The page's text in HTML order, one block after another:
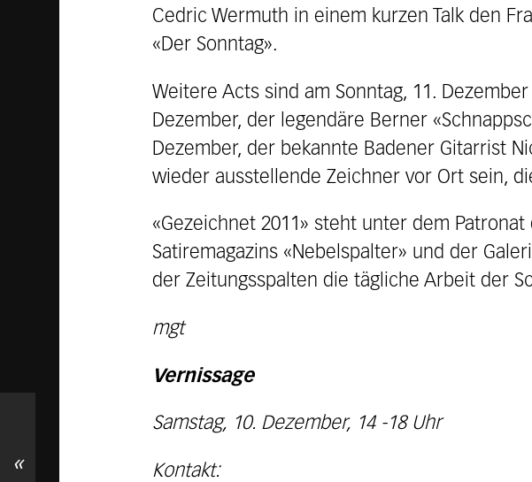
Cedric Wermuth in einem kurzen Talk den
«Der Sonntag».
Weitere Acts sind am Sonntag, 11.
Dezember, der legendäre Berner
Dezember, der bekannte Badener Gitarrist
wieder ausstellende Zeichner vor Ort sein,
«Gezeichnet 2011» steht unter dem
Satiremagazins «Nebelspalter» und der
der Zeitungsspalten die tägliche Arbeit der
mgt
Vernissage
Samstag, 10. Dezember, 14 -18 Uhr
Kontakt:
«